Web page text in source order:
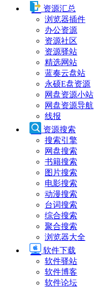
资源汇总
浏览器插件
办公资源
资源社区
资源驿站
精选网站
蓝奏云盘站
永硕E盘资源
网盘资源小站
网盘资源导航
线报
资源搜索
搜索引擎
网盘搜索
书籍搜索
图片搜索
电影搜索
动漫搜索
台词搜索
综合搜索
聚合搜索
浏览器大全
软件下载
软件驿站
软件博客
软件论坛